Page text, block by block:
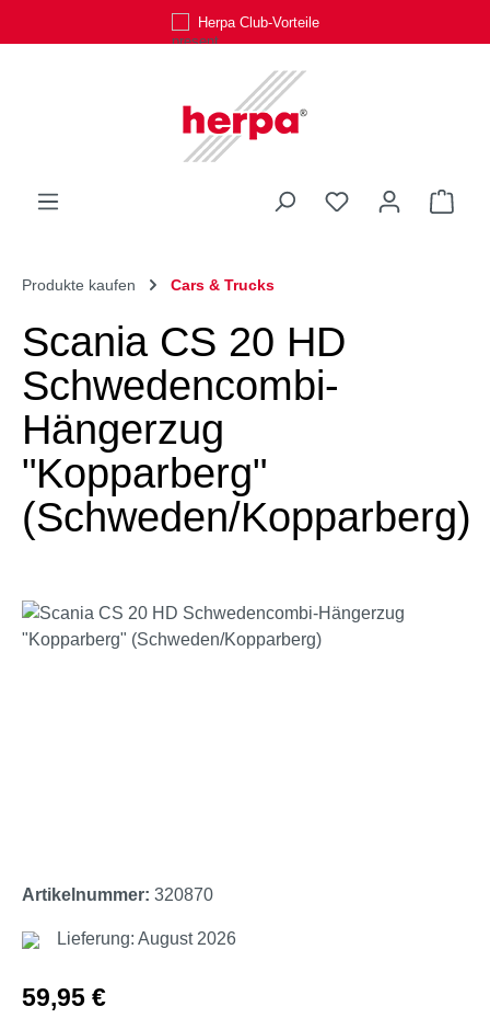
Zum Hauptinhalt springenHerpa Club-Vorteile
Du hast 0
Produkte kaufen Cars & Trucks
Scania CS 20 HD
Schwedencombi-
Hängerzug
"Kopparberg"
(Schweden/Kopparberg)
Bildergalerie überspringen
Artikelnummer: 320870
Lieferung: August 2026
Regulärer Preis:
59,95 €